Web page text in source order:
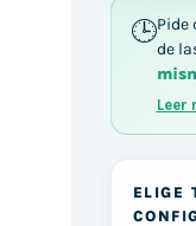
Pide
de
Leer
ELIGE